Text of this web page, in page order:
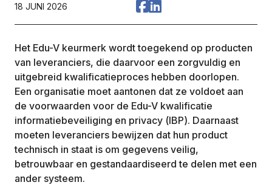
18 JUNI 2026
Het Edu-V keurmerk wordt toegekend op producten
van leveranciers, die daarvoor een zorgvuldig en
uitgebreid kwalificatieproces hebben doorlopen.
Een organisatie moet aantonen dat ze voldoet aan
de voorwaarden voor de Edu-V kwalificatie
informatiebeveiliging en privacy (IBP). Daarnaast
moeten leveranciers bewijzen dat hun product
technisch in staat is om gegevens veilig,
betrouwbaar en gestandaardiseerd te delen met een
ander systeem.